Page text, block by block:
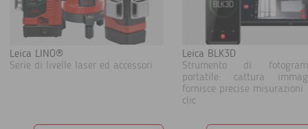
Leica LINO®
Serie di livelle laser ed accessori
Leica BLK3D
Strumento di
portatile: cattura
fornisce precise misurazioni
clic